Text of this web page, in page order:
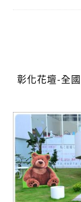
彰化花壇-全